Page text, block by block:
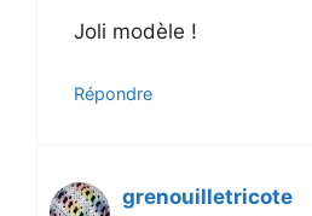
Joli modèle !
Répondre
grenouilletricote